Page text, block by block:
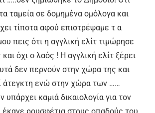
ταμεία σε δομημένα ομόλογα και
τίποτα αφού επιστρέψαμε τ α
πεις ότι η αγγλική ελίτ τιμώρησε
όχι ο λαός ! Η αγγλική ελίτ ξέρει
δεν περνούν στην χώρα της και
άτεγκτη ενώ στην χώρα των ……
καμιά δικαιολογία για τον